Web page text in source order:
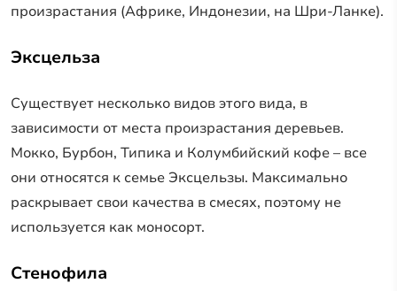
произрастания (Африке, Индонезии, на Шри-Ланке).
Эксцельза
Существует несколько видов этого вида, в
зависимости от места произрастания деревьев.
Мокко, Бурбон, Типика и Колумбийский кофе – все
они относятся к семье Эксцельзы. Максимально
раскрывает свои качества в смесях, поэтому не
используется как моносорт.
Стенофила